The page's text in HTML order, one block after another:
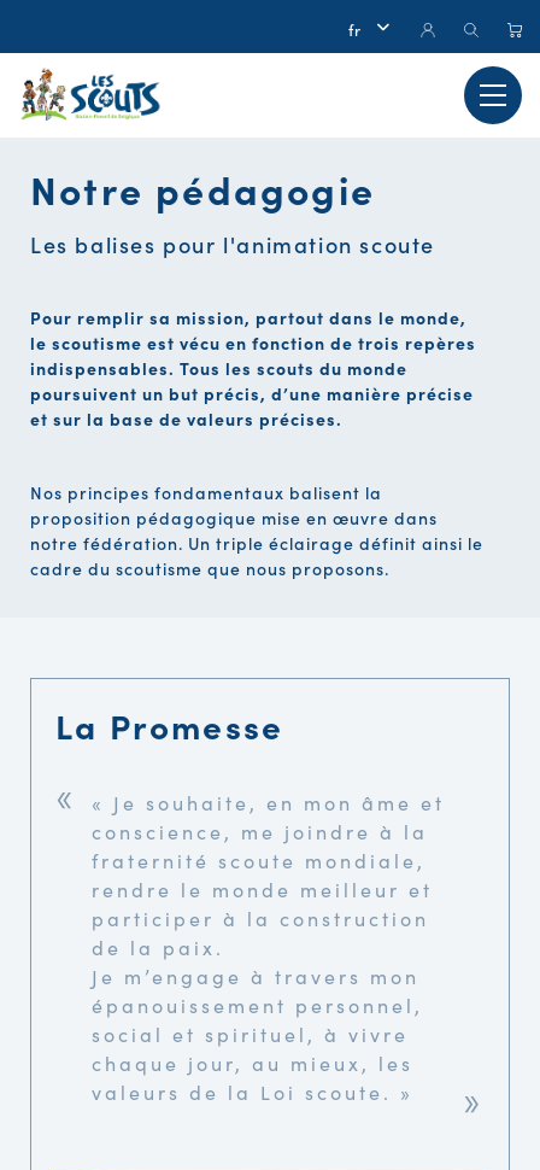
Notre pédagogie
Les balises pour l'animation scoute
Pour remplir sa mission, partout dans le monde,
le scoutisme est vécu en fonction de trois repères
indispensables. Tous les scouts du monde
poursuivent un but précis, d’une manière précise
et sur la base de valeurs précises.
Nos principes fondamentaux balisent la
proposition pédagogique mise en œuvre dans
notre fédération. Un triple éclairage définit ainsi le
cadre du scoutisme que nous proposons.
La Promesse
« Je souhaite, en mon âme et
conscience, me joindre à la
fraternité scoute mondiale,
rendre le monde meilleur et
participer à la construction
de la paix.
Je m’engage à travers mon
épanouissement personnel,
social et spirituel, à vivre
chaque jour, au mieux, les
valeurs de la Loi scoute. »